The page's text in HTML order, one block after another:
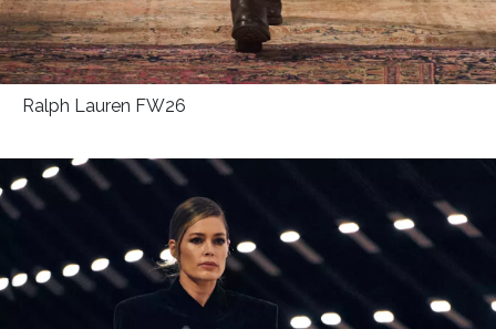
Ralph Lauren FW26